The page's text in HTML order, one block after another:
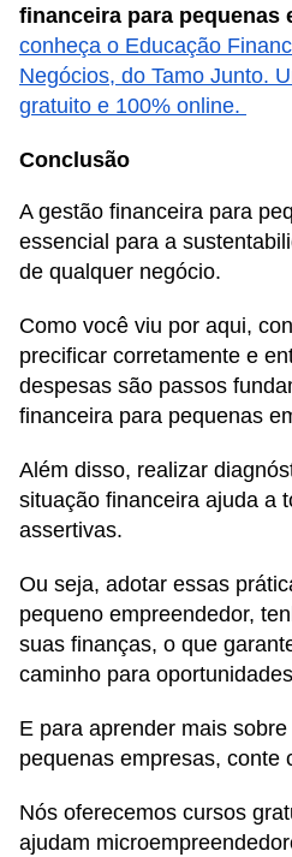
financeira para pequenas
conheça o Educação
Negócios, do Tamo Junto.
gratuito e 100% online.
Conclusão
A gestão financeira para
essencial para a
de qualquer negócio.
Como você viu por aqui,
precificar corretamente e
despesas são passos
financeira para pequenas
Além disso, realizar
situação financeira ajuda a
assertivas.
Ou seja, adotar essas
pequeno empreendedor,
suas finanças, o que
caminho para
E para aprender mais
pequenas empresas, conte
Nós oferecemos cursos
ajudam